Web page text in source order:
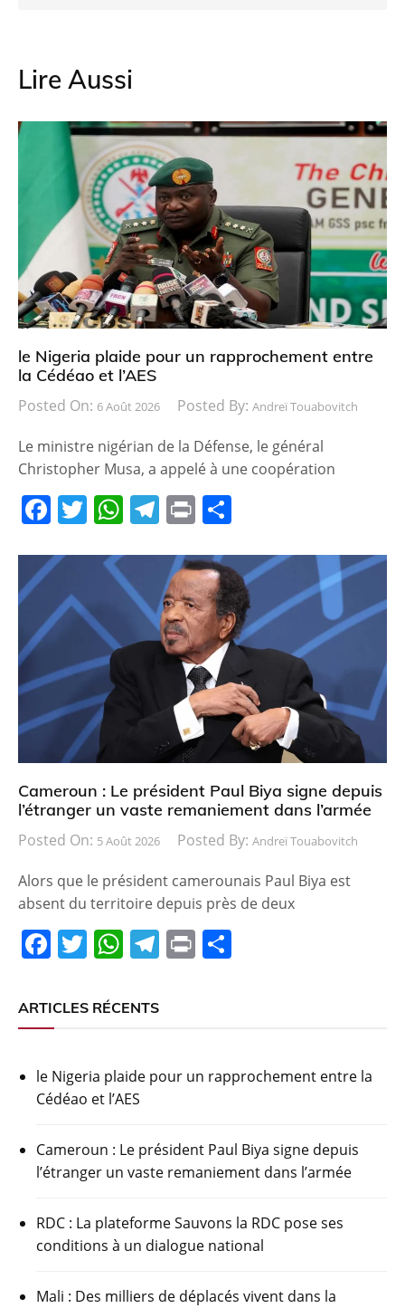
Lire Aussi
le Nigeria plaide pour un rapprochement entre
la Cédéao et l’AES
Posted On: 6 Août 2026 Posted By: Andreï Touabovitch
Le ministre nigérian de la Défense, le général
Christopher Musa, a appelé à une coopération
F
c
e
b
o
k
T
itt
W
at
s
p
T
e
gr
a
m
Pr
t ta
g
er
Cameroun : Le président Paul Biya signe depuis
l’étranger un vaste remaniement dans l’armée
Posted On: 5 Août 2026 Posted By: Andreï Touabovitch
Alors que le président camerounais Paul Biya est
absent du territoire depuis près de deux
F
c
e
o
o
k
T
itt
W
at
A
p
p
T
m
Pr
ARTICLES RÉCENTS
le Nigeria plaide pour un rapprochement entre la
Cédéao et l’AES
Cameroun : Le président Paul Biya signe depuis
l’étranger un vaste remaniement dans l’armée
RDC : La plateforme Sauvons la RDC pose ses
conditions à un dialogue national
Mali : Des milliers de déplacés vivent dans la